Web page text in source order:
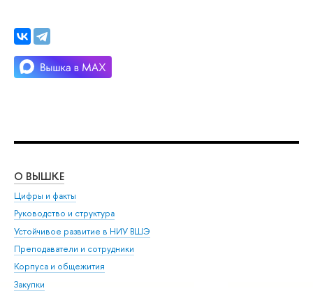
О ВЫШКЕ
Цифры и факты
Руководство и структура
Устойчивое развитие в НИУ ВШЭ
Преподаватели и сотрудники
Корпуса и общежития
Закупки